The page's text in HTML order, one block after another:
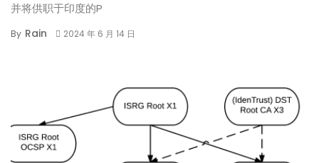
并将供职于印度的P
By Rain 2024 年 6 月 14 日